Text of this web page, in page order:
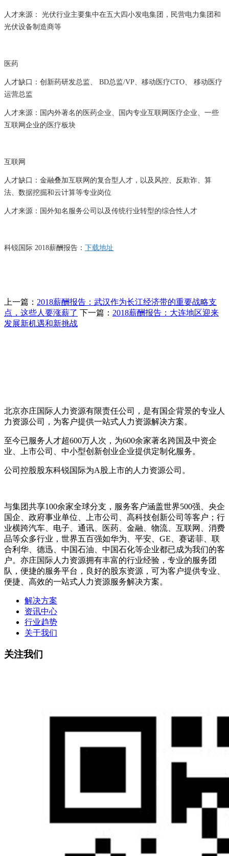
人才来源： 光伏行业主要集中在五大四小发电集团，民营电力集团和
光伏设备制造商等
医药
人才缺口：创新药研发总监、 BD总监/VP、移动医疗CTO、 移动医疗
运营总监
人才来源：国内外著名的医药企业、国内专业互联网医疗企业、一些
互联网企业的医疗板块
互联网
人才缺口：金融叠加互联网的复合型人才，以及风控、反欺诈、算
法、数据挖掘和云计算等专业岗位
人才来源：国外知名服务公司以及传统行业转型的综合性人才
科锐国际 2018薪酬报告： 下载地址
上一篇： 2018薪酬报告：武汉作为长江经济带的重要战略支
点，这些人要涨薪了 下一篇： 2018薪酬报告：大连地区迎来
发展新机遇和新挑战
北京亦庄国际人力资源有限责任公司，是有国企背景的专业人
力资源公司，为客户提供一站式人力资源解决方案。
至今已服务人才超600万人次，为600余家著名跨国及中资企
业、上市公司、中小型创新创业企业提供定制化服务。
公司控股股东科锐国际为A股上市的人力资源公司。
与集团共享100余家全球分支，服务客户涵盖世界500强、央企
国企、政府事业单位、上市公司、高科技创新公司等客户；行
业横跨汽车、电子、通讯、医药、金融、物流、互联网、消费
品等众多行业，世界五百强如华为、平安、GE、赛诺菲、联
合利华、德迅、中国石油、中国石化等企业都已成为我们的客
户。亦庄国际人力资源拥有丰富的行业经验，专业的服务团
队，便捷的服务平台，良好的股东资源，可为客户提供专业、
便捷、高效的一站式人力资源服务解决方案。
解决方案
资讯中心
行业趋势
关于我们
关注我们